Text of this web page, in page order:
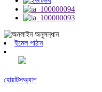
ইমেল পাঠান
হোয়াটসঅ্যাপ